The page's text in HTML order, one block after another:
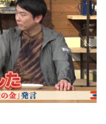
んでやねん！？」
する？～
カタ